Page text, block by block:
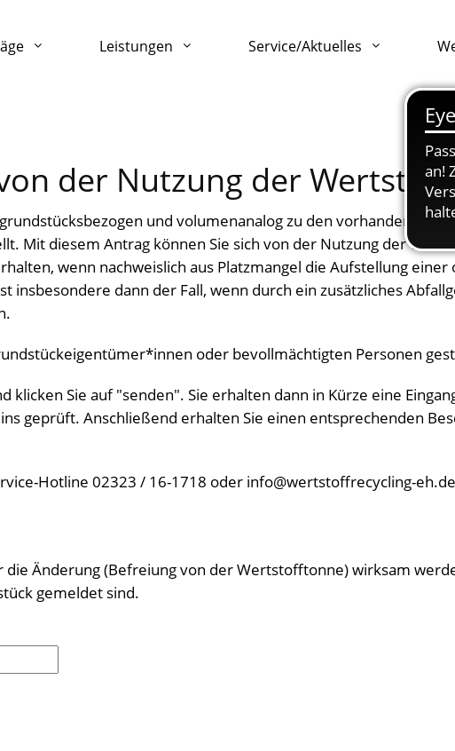
Leistungen Service/Aktuelles
der Nutzung der
und volumenanalog zu den vorhandenen
Mit diesem Antrag können Sie sich von der Nutzung der
wenn nachweislich aus Platzmangel die Aufstellung
insbesondere dann der Fall, wenn durch ein zusätzliches
oder bevollmächtigten Personen
klicken Sie auf "senden". Sie erhalten dann in Kürze eine
geprüft. Anschließend erhalten Sie einen entsprechenden
Hotline 02323 / 16-1718 oder info@wertstoffrecycling-
die Änderung (Befreiung von der Wertstofftonne) wirksam
gemeldet sind.